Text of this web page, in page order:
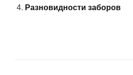
Разновидности заборов